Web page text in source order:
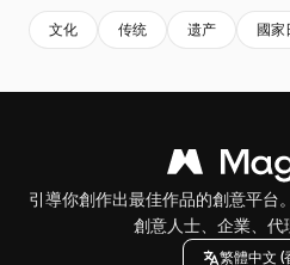
文化 传统 遗产 國家
引導你創作出最佳作品的創意平台
創意人士、企業、代
繁體中文 (